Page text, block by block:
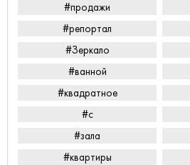
#продажи
#репортал
#Зеркало
#ванной
#квадратное
#с
#зала
#квартиры